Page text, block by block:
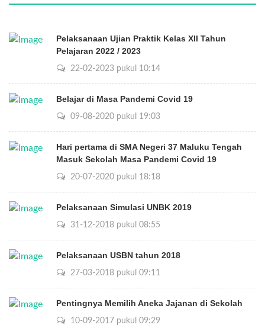
Pelaksanaan Ujian Praktik Kelas XII Tahun
Pelajaran 2022 / 2023
22-02-2023 pukul 10:14
Belajar di Masa Pandemi Covid 19
09-08-2020 pukul 19:03
Hari pertama di SMA Negeri 37 Maluku Tengah
Masuk Sekolah Masa Pandemi Covid 19
20-07-2020 pukul 18:18
Pelaksanaan Simulasi UNBK 2019
31-12-2018 pukul 08:55
Pelaksanaan USBN tahun 2018
27-03-2018 pukul 09:11
Pentingnya Memilih Aneka Jajanan di Sekolah
10-09-2017 pukul 09:29